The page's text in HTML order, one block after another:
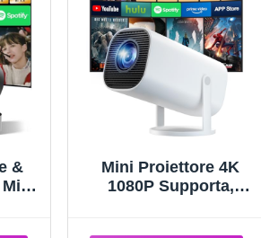
&
Mini
Mini Proiettore 4K
1080P Supporta,